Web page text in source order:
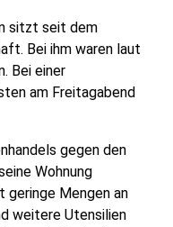
sitzt seit dem
Bei ihm waren laut
Bei einer
am Freitagabend
gegen den
Wohnung
geringe Mengen an
weitere Utensilien